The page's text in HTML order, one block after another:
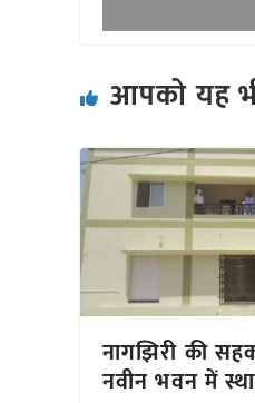
आपको यह
नागझिरी की
नवीन भवन में